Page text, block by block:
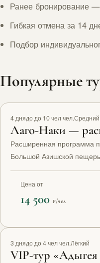
Ранее бронирование —
Гибкая отмена за 14
Подбор
Популярные
Рекомендуем
4 днядо до 10 чел чел.Средний
Лаго-Наки —
Расширенная программа
Большой Азишской
Цена от
14 500 ₽/чел
VIP
3 днядо до 4 чел чел.Лёгкий
VIP-тур «Адыгея